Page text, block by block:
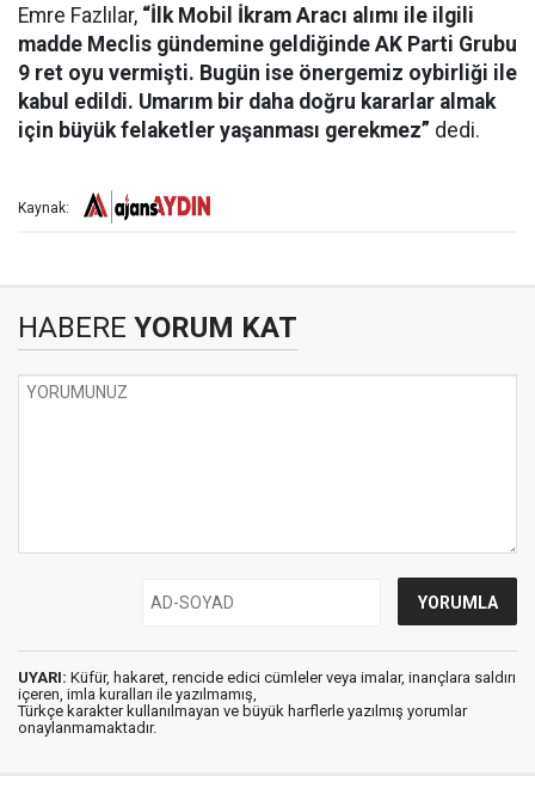
Emre Fazlılar, “İlk Mobil İkram Aracı alımı ile ilgili
madde Meclis gündemine geldiğinde AK Parti Grubu
9 ret oyu vermişti. Bugün ise önergemiz oybirliği ile
kabul edildi. Umarım bir daha doğru kararlar almak
için büyük felaketler yaşanması gerekmez” dedi.
Kaynak:
HABERE YORUM KAT
UYARI: Küfür, hakaret, rencide edici cümleler veya imalar, inançlara saldırı
içeren, imla kuralları ile yazılmamış,
Türkçe karakter kullanılmayan ve büyük harflerle yazılmış yorumlar
onaylanmamaktadır.